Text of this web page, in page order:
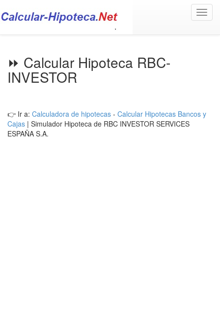
⏩ Calcular Hipoteca RBC-
INVESTOR
👉 Ir a: Calculadora de hipotecas - Calcular Hipotecas Bancos y
Cajas | Simulador Hipoteca de RBC INVESTOR SERVICES
ESPAÑA S.A.